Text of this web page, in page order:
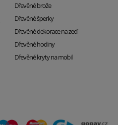
Dřevěné brože
Dřevěné šperky
Dřevěné dekorace na zeď
Dřevěné hodiny
Dřevěné kryty na mobil